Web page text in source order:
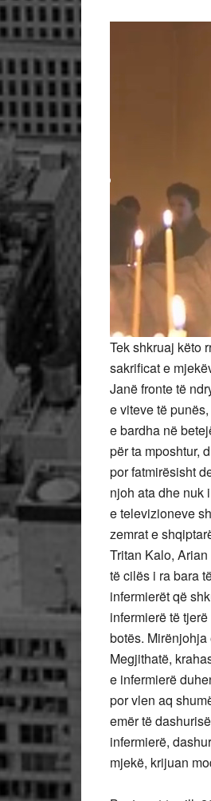
Tek shkruaj këto
sakrificat e
Janë fronte të
e viteve të
e bardha në
për ta mposhtur,
por fatmirësisht
njoh ata dhe nuk
e televizioneve
zemrat e
Tritan Kalo,
të cilës i ra bara
infermierët që
infermierë të
botës.
Megjithatë,
e infermierë
por vlen aq
emër të
infermierë,
mjekë, krijuan